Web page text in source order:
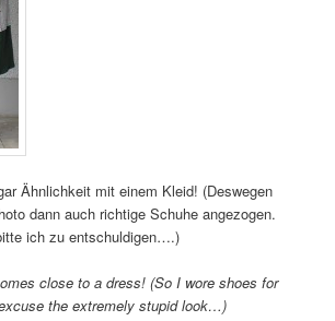
Ähnlichkeit mit einem Kleid! (Deswegen
dann auch richtige Schuhe angezogen.
ich zu entschuldigen….)
close to a dress! (So I wore shoes for
the extremely stupid look…)